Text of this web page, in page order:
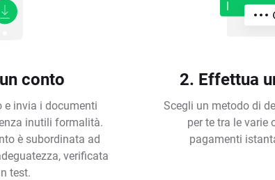
conto
e invia i documenti
inutili formalità.
è subordinata ad
verificata
test.
2. Effettua
Scegli un metodo di
per te tra le varie
pagamenti